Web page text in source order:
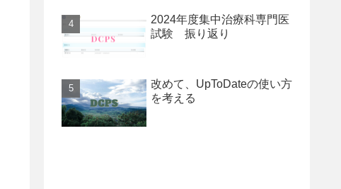
2024年度集中治療科専門医
試験 振り返り
改めて、UpToDateの使い方
を考える